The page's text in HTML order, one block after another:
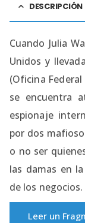
DESCRIPCIÓN
Cuando Julia
Unidos y
(Oficina
se encuentra
espionaje
por dos
o no ser
las damas en
de los negocios.
Leer un